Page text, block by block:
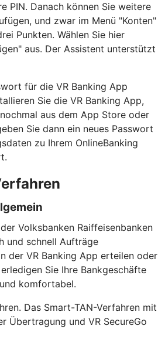
PIN. Danach können Sie weitere
und zwar im Menü "Konten"
Punkten. Wählen Sie hier
aus. Der Assistent unterstützt
für die VR Banking App
Sie die VR Banking App,
aus dem App Store oder
Sie dann ein neues Passwort
zu Ihrem OnlineBanking
Volksbanken Raiffeisenbanken
und schnell Aufträge
der VR Banking App erteilen oder
Sie Ihre Bankgeschäfte
komfortabel.
Das Smart-TAN-Verfahren mit
Übertragung und VR SecureGo